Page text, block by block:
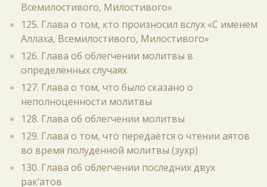
Всемилостивого, Милостивого»
125. Глава о том, кто произносил вслух «С именем
Аллаха, Всемилостивого, Милостивого»
126. Глава об облегчении молитвы в
определённых случаях
127. Глава о том, что было сказано о
неполноценности молитвы
128. Глава об облегчении молитвы
129. Глава о том, что передаётся о чтении аятов
во время полуденной молитвы (зухр)
130. Глава об облегчении последних двух
рак‘атов